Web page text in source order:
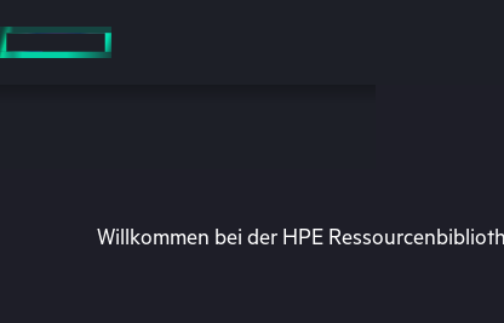
Hauptinhalt
wechseln
Willkommen bei der HPE